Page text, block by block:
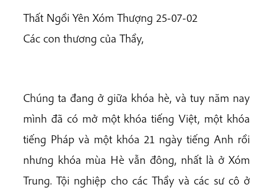
Thất Ngồi Yên Xóm Thượng 25-07-02
Các con thương của Thầy,
Chúng ta đang ở giữa khóa hè, và tuy năm nay
mình đã có mở một khóa tiếng Việt, một khóa
tiếng Pháp và một khóa 21 ngày tiếng Anh rồi
nhưng khóa mùa Hè vẫn đông, nhất là ở Xóm
Trung. Tội nghiệp cho các Thầy và các sư cô ở